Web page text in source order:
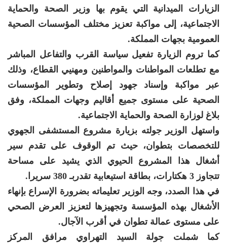
الزيارات الميدانية التي يقوم بها وزير الصحة والحماية
الاجتماعية، إلى مواكبة تعزيز مختلف المؤسسات الصحية
العمومية بجهات المملكة.
كما تروم الزيارة تفعيل سياسة القرب والتفاعل المباشر
مع تطلعات المواطنات والمواطنين ومهنيي القطاع، وذلك
عبر مواكبة وإسناد جهود إصلاح وتطوير المؤسسات
الصحية على مستوى جميع أقاليم وجهات المملكة، وفق
بلاغ لوزارة الصحة والحماية الاجتماعية.
واستهل الوزير جولته بزيارة مشروع المستشفى الجهوي
للتخصصات بتطوان، حيث تم الوقوف على تقدم سير
أشغال هذا المشروع الحيوي الذي يشيد على مساحة
تتجاوز 3 هكتارات، بطاقة استيعابية تقدربـ 380 سريرا.
في هذا الصدد، وجه الوزير تعليماته بضرورة الإسراع بإنهاء
الأشغال بهذه المؤسسة وتجهيزها لتعزيز العرض الصحي
على مستوى عمالة تطوان في أقرب الآجال.
كما شملت جولة السيد التهراوي مرافق المركز